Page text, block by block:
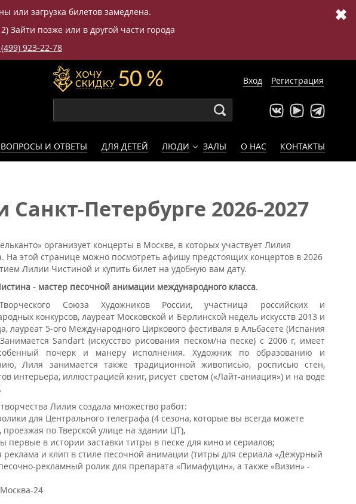
или загрузка билетов замедлена.
Зайти позже или в другой части города
923-22-78
✖
Вход Регистрация
ВОПРОСЫ И ОТВЕТЫ ДЛЯ ДЕТЕЙ ЛЮДИ ЗАЛЫ О НАС КОНТАКТЫ
Петербурге 2026-2027
организует концерты в Москве, в которых участвует Лилия
На этой странице можно посмотреть афишу предстоящих концертов в 2026
Лилии Чистиной и купить билет на удобную вам дату.
- мастер песочной анимации международного класса.
Союза Художников России, участница российских и
конкурсов, лауреат Московской и Берлинской недель искусств 2013 и
лауреат 5-ого Международного Циркового фестиваля в Альбасете (Испания
Sandart (искусство рисования песком/на песке) с 2006 г, имеет
почерк и манеру исполнения. Художник по образованию и
Лиля занимается также традиционной живописью, росписью стен,
интерьера, иллюстрацией книг, рисует светом («Лайт-аниация») и на воде
Лилия создала множество работ:
для Центрального телеграфа (4 сезона, которые вы всегда можете
проезжая по Тверской улице на здании ЦТ),
первые в истории заставки титры в песке для кино и сериалов;
реклама и клип в стиле песочной анимации (титры для сериала «Дежурный
рекламный ролик для препарата «Пимафуцин», а также «Визин» -
24